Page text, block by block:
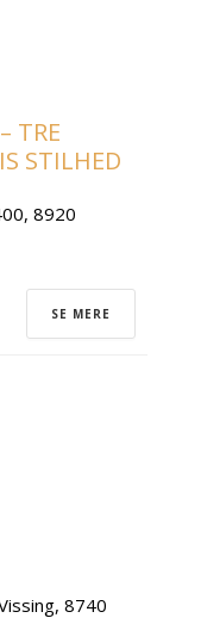
TRE
STILHED
8920
SE MERE
8740